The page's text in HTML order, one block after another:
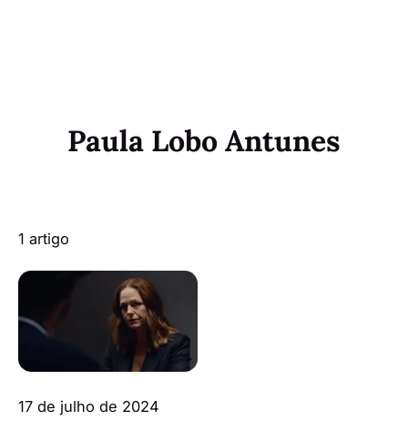
Paula Lobo Antunes
1 artigo
17 de julho de 2024